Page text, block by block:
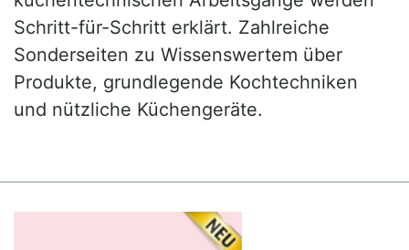
Schritt-für-Schritt erklärt. Zahlreiche
Sonderseiten zu Wissenswertem über
Produkte, grundlegende Kochtechniken
und nützliche Küchengeräte.